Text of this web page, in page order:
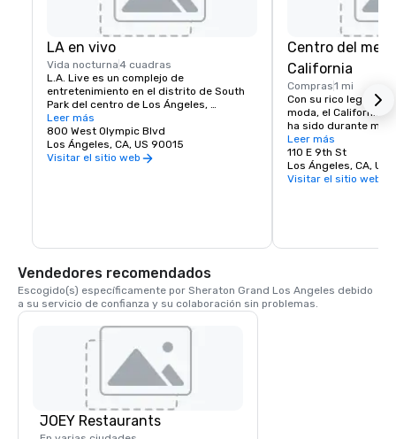
LA en vivo
Vida nocturna4 cuadras
L.A. Live es un complejo de
entretenimiento en el distrito de South
Park del centro de Los Ángeles,
California. Se encuentra junto al Staples
Center y al centro de convenciones de
Los Ángeles.
Leer más
800 West Olympic Blvd
Los Ángeles, CA, US 90015
Visitar el sitio web
Centro del
California
Compras1 mi
Con su rico legado
moda, el California
ha sido durante
destino emblemático
eventos de primer
conferencias,
comerciales,
250 millones de
por parte de
ha anunciado un
Leer más
110 E 9th St
Los Ángeles, CA, US
Visitar el sitio web
Vendedores recomendados
Escogido(s) específicamente por Sheraton Grand Los Angeles debido
a su servicio de confianza y su colaboración sin problemas.
JOEY Restaurants